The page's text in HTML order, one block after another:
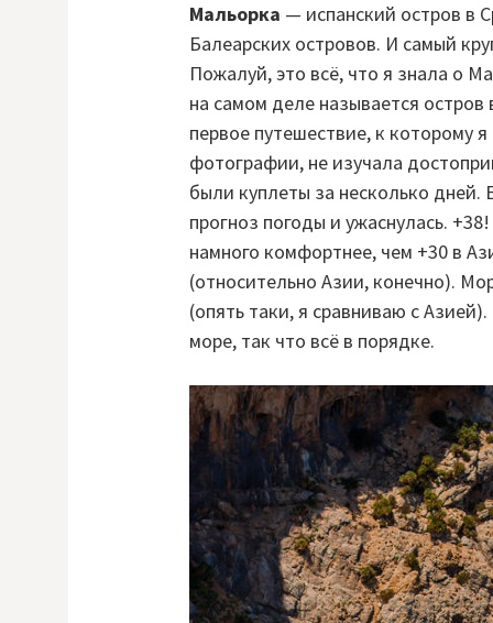
Мальорка — испанский остров в
Балеарских островов. И самый
Пожалуй, это всё, что я знала о
на самом деле называется
первое путешествие, к которому
фотографии, не изучала
были куплеты за несколько
прогноз погоды и ужаснулась.
намного комфортнее, чем +30 в
(относительно Азии, конечно).
(опять таки, я сравниваю с
море, так что всё в порядке.